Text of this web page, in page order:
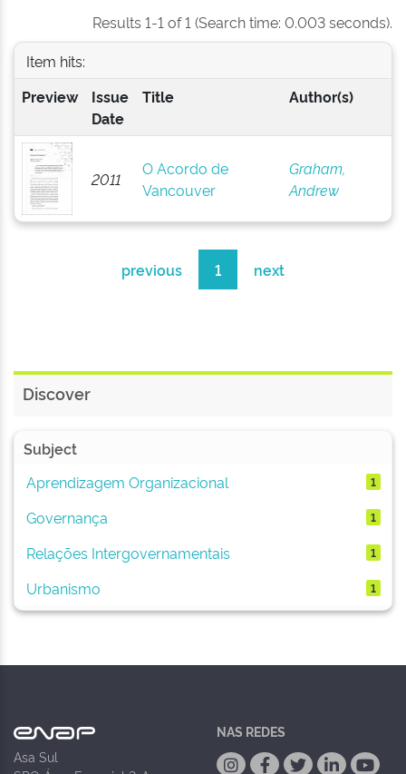
Results 1-1 of 1 (Search time: 0.003 seconds).
Item hits:
Preview
Issue
Date
Title Author(s)
2011
O Acordo de
Vancouver
Graham,
Andrew
previous 1 next
Discover
Subject
Aprendizagem Organizacional
1
Governança 1
Relações Intergovernamentais 1
Urbanismo 1
Asa Sul
NAS REDES